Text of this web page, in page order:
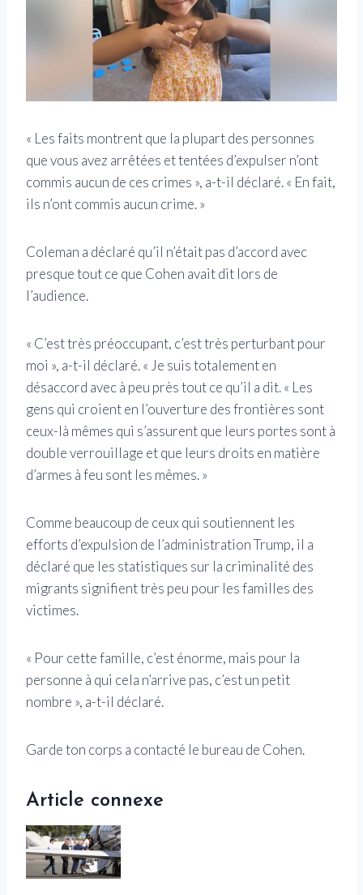
« Les faits montrent que la plupart des personnes
que vous avez arrêtées et tentées d’expulser n’ont
commis aucun de ces crimes », a-t-il déclaré. « En fait,
ils n’ont commis aucun crime. »
Coleman a déclaré qu’il n’était pas d’accord avec
presque tout ce que Cohen avait dit lors de
l’audience.
« C’est très préoccupant, c’est très perturbant pour
moi », a-t-il déclaré. « Je suis totalement en
désaccord avec à peu près tout ce qu’il a dit. « Les
gens qui croient en l’ouverture des frontières sont
ceux-là mêmes qui s’assurent que leurs portes sont à
double verrouillage et que leurs droits en matière
d’armes à feu sont les mêmes. »
Comme beaucoup de ceux qui soutiennent les
efforts d’expulsion de l’administration Trump, il a
déclaré que les statistiques sur la criminalité des
migrants signifient très peu pour les familles des
victimes.
« Pour cette famille, c’est énorme, mais pour la
personne à qui cela n’arrive pas, c’est un petit
nombre », a-t-il déclaré.
Garde ton corps a contacté le bureau de Cohen.
Article connexe